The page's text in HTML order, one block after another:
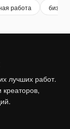
работа
лучших работ.